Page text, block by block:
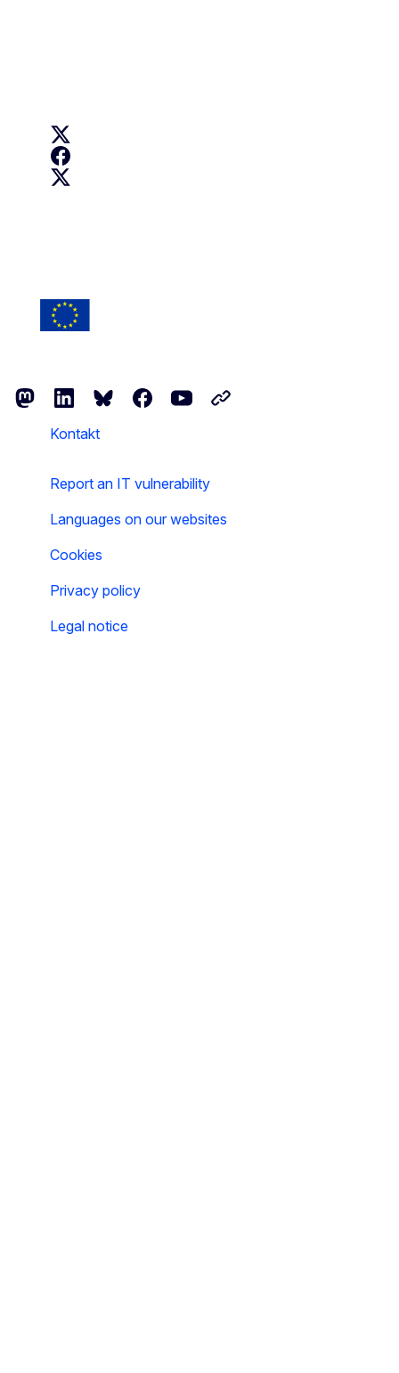
MastodonLinkedInBlueskyFacebookYoutubeOther networks
Kontakt
Report an IT vulnerability
Languages on our websites
Cookies
Privacy policy
Legal notice